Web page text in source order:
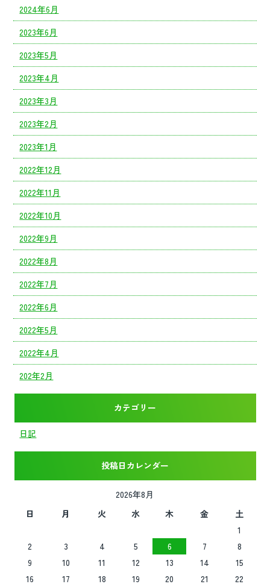
2024年6月
2023年6月
2023年5月
2023年4月
2023年3月
2023年2月
2023年1月
2022年12月
2022年11月
2022年10月
2022年9月
2022年8月
2022年7月
2022年6月
2022年5月
2022年4月
202年2月
カテゴリー
日記
投稿日カレンダー
2026年8月
日
月 火 水 木 金
土
1
2
3 4 5 6 7
8
9
10 11 12 13 14
15
16
17 18 19 20 21 22